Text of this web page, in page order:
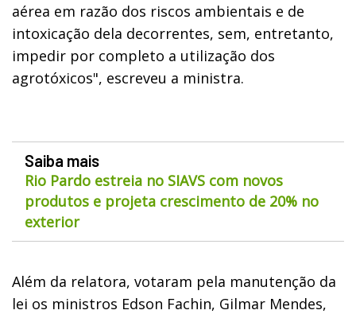
aérea em razão dos riscos ambientais e de
intoxicação dela decorrentes, sem, entretanto,
impedir por completo a utilização dos
agrotóxicos", escreveu a ministra.
Saiba mais
Rio Pardo estreia no SIAVS com novos
produtos e projeta crescimento de 20% no
exterior
Além da relatora, votaram pela manutenção da
lei os ministros Edson Fachin, Gilmar Mendes,